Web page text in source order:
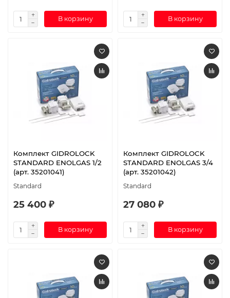
В корзину В корзину
Комплект GIDROLOCK
STANDARD ENOLGAS 1/2
(арт. 35201041)
Standard
25 400 ₽
В корзину
Комплект GIDROLOCK
STANDARD ENOLGAS 3/4
(арт. 35201042)
Standard
27 080 ₽
В корзину